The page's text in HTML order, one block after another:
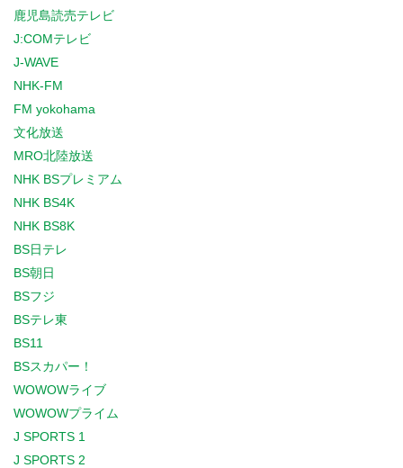
鹿児島読売テレビ
J:COMテレビ
J-WAVE
NHK-FM
FM yokohama
文化放送
MRO北陸放送
NHK BSプレミアム
NHK BS4K
NHK BS8K
BS日テレ
BS朝日
BSフジ
BSテレ東
BS11
BSスカパー！
WOWOWライブ
WOWOWプライム
J SPORTS 1
J SPORTS 2